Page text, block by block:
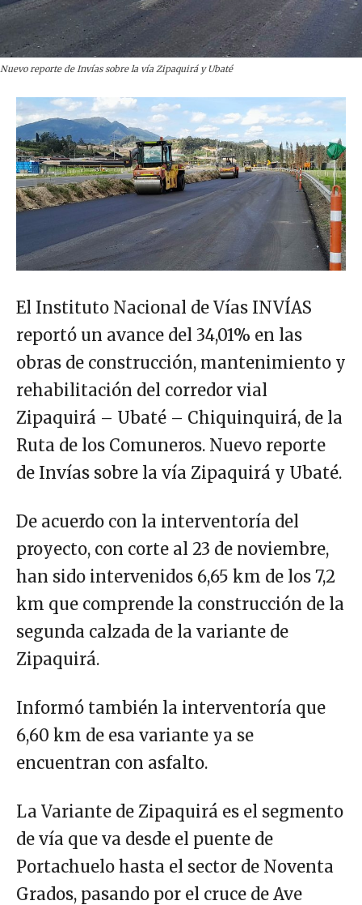
Nuevo reporte de Invías sobre la vía Zipaquirá y Ubaté
El Instituto Nacional de Vías INVÍAS
reportó un avance del 34,01% en las
obras de construcción, mantenimiento y
rehabilitación del corredor vial
Zipaquirá – Ubaté – Chiquinquirá, de la
Ruta de los Comuneros. Nuevo reporte
de Invías sobre la vía Zipaquirá y Ubaté.
De acuerdo con la interventoría del
proyecto, con corte al 23 de noviembre,
han sido intervenidos 6,65 km de los 7,2
km que comprende la construcción de la
segunda calzada de la variante de
Zipaquirá.
Informó también la interventoría que
6,60 km de esa variante ya se
encuentran con asfalto.
La Variante de Zipaquirá es el segmento
de vía que va desde el puente de
Portachuelo hasta el sector de Noventa
Grados, pasando por el cruce de Ave